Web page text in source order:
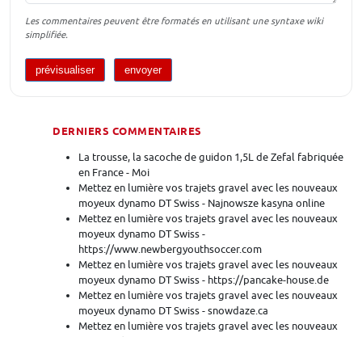
Les commentaires peuvent être formatés en utilisant une syntaxe wiki
simplifiée.
DERNIERS COMMENTAIRES
La trousse, la sacoche de guidon 1,5L de Zefal fabriquée
en France - Moi
Mettez en lumière vos trajets gravel avec les nouveaux
moyeux dynamo DT Swiss - Najnowsze kasyna online
Mettez en lumière vos trajets gravel avec les nouveaux
moyeux dynamo DT Swiss -
https://www.newbergyouthsoccer.com
Mettez en lumière vos trajets gravel avec les nouveaux
moyeux dynamo DT Swiss - https://pancake-house.de
Mettez en lumière vos trajets gravel avec les nouveaux
moyeux dynamo DT Swiss - snowdaze.ca
Mettez en lumière vos trajets gravel avec les nouveaux